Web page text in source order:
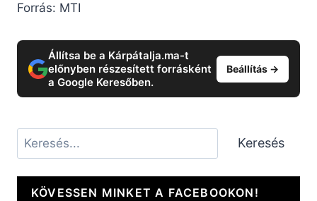
Forrás: MTI
Állítsa be a Kárpátalja.ma-t
előnyben részesített forrásként
a Google Keresőben.
Beállítás →
Keresés Keresés
KÖVESSEN MINKET A FACEBOOKON!